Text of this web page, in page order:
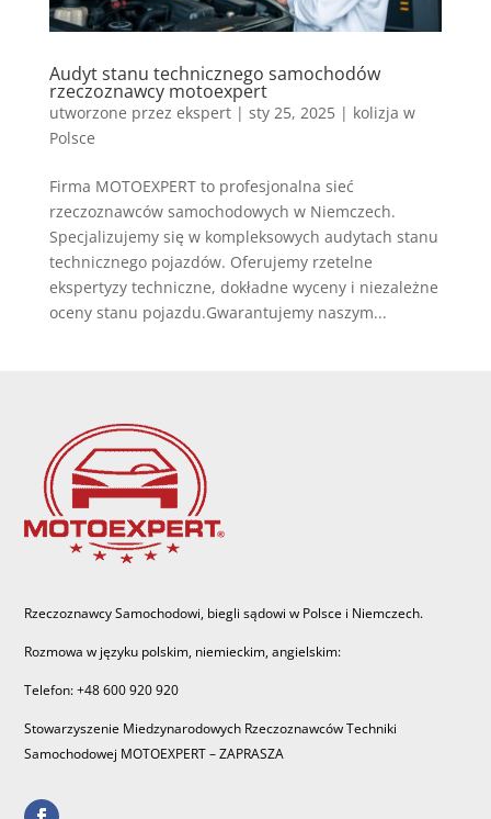
Audyt stanu technicznego samochodów
rzeczoznawcy motoexpert
utworzone przez ekspert| sty 25, 2025| kolizja w
Polsce
Firma MOTOEXPERT to profesjonalna sieć
rzeczoznawców samochodowych w Niemczech.
Specjalizujemy się w kompleksowych audytach stanu
technicznego pojazdów. Oferujemy rzetelne
ekspertyzy techniczne, dokładne wyceny i niezależne
oceny stanu pojazdu.Gwarantujemy naszym...
Rzeczoznawcy Samochodowi, biegli sądowi w Polsce i Niemczech.
Rozmowa w języku polskim, niemieckim, angielskim:
Telefon: +48 600 920 920
Stowarzyszenie Miedzynarodowych Rzeczoznawców Techniki
Samochodowej MOTOEXPERT – ZAPRASZA